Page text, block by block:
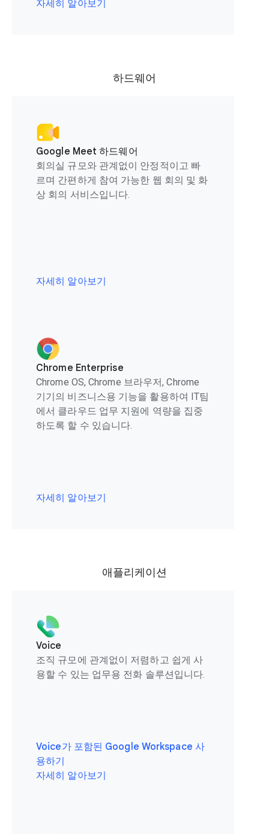
자세히 알아보기
하드웨어
Google Meet 하드웨어
회의실 규모와 관계없이 안정적이고 빠
르며 간편하게 참여 가능한 웹 회의 및 화
상 회의 서비스입니다.
자세히 알아보기
Chrome Enterprise
Chrome OS, Chrome 브라우저, Chrome
기기의 비즈니스용 기능을 활용하여 IT팀
에서 클라우드 업무 지원에 역량을 집중
하도록 할 수 있습니다.
자세히 알아보기
애플리케이션
Voice
조직 규모에 관계없이 저렴하고 쉽게 사
용할 수 있는 업무용 전화 솔루션입니다.
Voice가 포함된 Google Workspace 사
용하기
자세히 알아보기